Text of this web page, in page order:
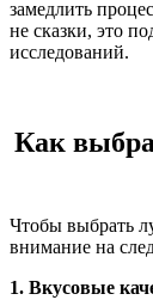
замедлить
не сказки, это
исследований.
Как
Чтобы выбрать
внимание на
1. Вкусовые